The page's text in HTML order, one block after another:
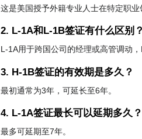
这是美国授予外籍专业人士在特定职业
2. L-1A和L-1B签证有什么区别？
L-1A用于跨国公司的经理或高管调动
3. H-1B签证的有效期是多久？
最初通常为3年，可延长至6年。
4. L-1A签证最长可以延期多久？
最多可延期至7年。